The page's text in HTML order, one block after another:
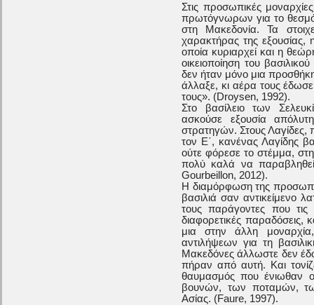
Στις προσωπικές
πρωτόγνωρων για το
στη Μακεδονία. Τα
χαρακτήρας της
οποία κυριαρχεί και η
οικειοποίηση του
δεν ήταν μόνο μια
άλλαξε, κι αέρα τους
τους». (Droysen, 1992).
Στο βασίλειο των
ασκούσε εξουσία
στρατηγών. Στους Λαγίδες,
τον Ε΄, κανένας Λαγίδης
ούτε φόρεσε το στέμμα,
πολύ καλά να
Gourbeillon, 2012).
Η διαμόρφωση της
βασιλιά σαν αντικείμενο
τους παράγοντες που
διαφορετικές παραδόσεις,
μια στην άλλη
αντιλήψεων για τη
Μακεδόνες άλλωστε δεν
πήραν από αυτή. Και
θαυμασμός που ένιωθαν
βουνών, των ποταμών,
Ασίας. (Faure, 1997).